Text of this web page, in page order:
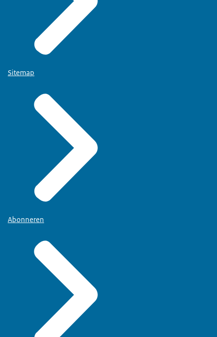
Sitemap
Abonneren